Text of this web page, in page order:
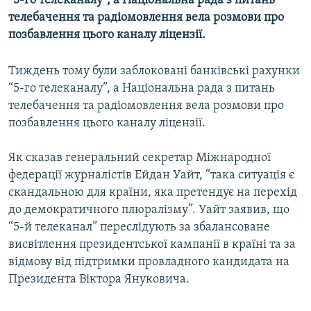
КИТАЙ.ВИКЛИКИ
МУЛЬТИМЕДІА
ФОТО
СПЕЦПРОЄКТИ
ПОДКАСТИ
РУС
УКР
КТАТ
ДОЛУЧАЙСЯ!
телебачення та радіомовлення вела розмови про
позбавлення цього каналу ліцензії.
Тиждень тому були заблоковані банківські рахунки
“5-го телеканалу”, а Національна рада з питань
телебачення та радіомовлення вела розмови про
позбавлення цього каналу ліцензії.
Як сказав генеральний секретар Міжнародної
федерації журналістів Ейдан Уайт, “така ситуація є
скандальною для країни, яка претендує на перехід
до демократичного плюралізму”. Уайт заявив, що
“5-й телеканал” переслідують за збалансоване
висвітлення президентської кампанії в країні та за
відмову від підтримки провладного кандидата на
Президента Віктора Януковича.